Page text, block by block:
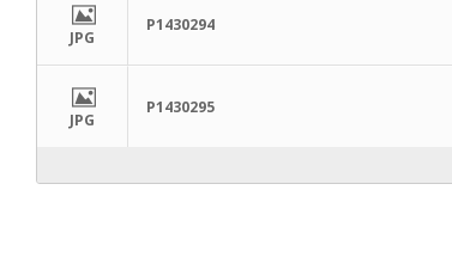
JPG
P1430294
JPG
P1430295